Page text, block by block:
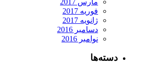
فوریه 2017
ژانویه 2017
دسامبر 2016
نوامبر 2016
دسته‌ها